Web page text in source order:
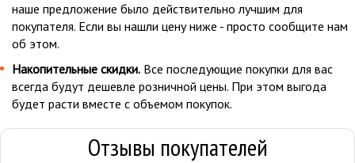
наше предложение было действительно лучшим для
покупателя. Если вы нашли цену ниже - просто сообщите нам
об этом.
Накопительные скидки. Все последующие покупки для вас
всегда будут дешевле розничной цены. При этом выгода
будет расти вместе с объемом покупок.
Отзывы покупателей